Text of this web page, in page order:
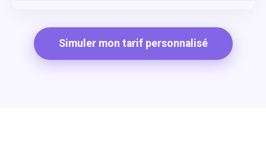
Simuler mon tarif personnalisé